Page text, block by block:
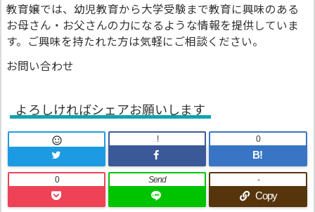
教育嬢では、幼児教育から大学受験まで教育に興味のある
お母さん・お父さんの力になるような情報を提供していま
す。ご興味を持たれた方は気軽にご相談ください。
お問い合わせ
よろしければシェアお願いします
 !
B!
0
0 Send
Copy
-